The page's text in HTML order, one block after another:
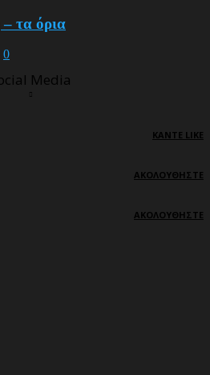
τα όρια
0
Media
ΚΆΝΤΕ LIKE
ΑΚΟΛΟΥΘΉΣΤΕ
ΑΚΟΛΟΥΘΉΣΤΕ